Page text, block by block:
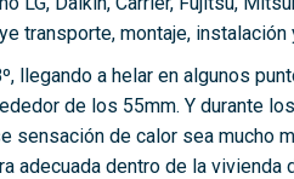
montaje, instalación
llegando a helar en algunos
de los 55mm. Y durante
de calor sea mucho
adecuada dentro de la vivienda